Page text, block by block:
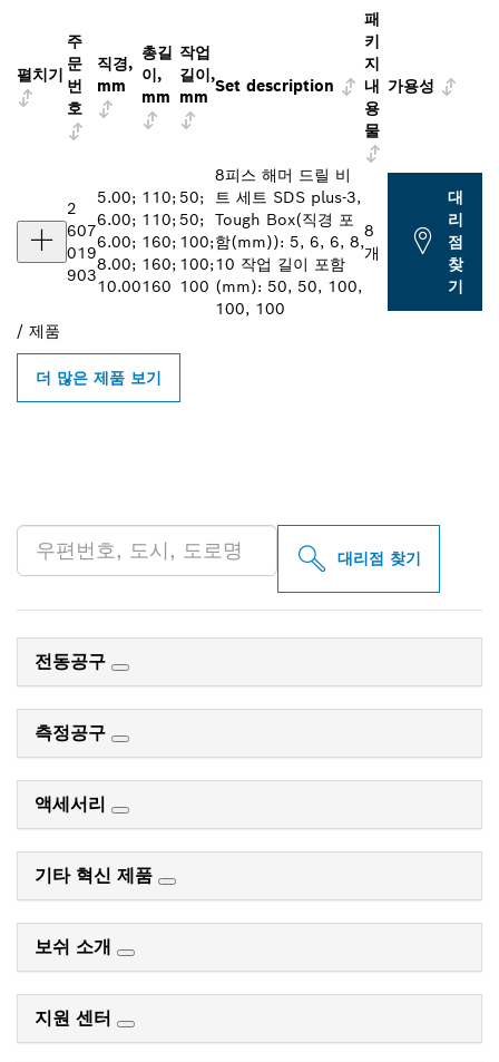
펼치기
주
문
번
호
직경,
mm
총길
이,
mm
작업
길이,
mm
Set description
패
키
지
내
용
물
가용성
2
607
019
903
5.00;
6.00;
6.00;
8.00;
10.00
110;
110;
160;
160;
160
50;
50;
100;
100;
100
8피스 해머 드릴 비
트 세트 SDS plus-3,
Tough Box(직경 포
함(mm)): 5, 6, 6, 8,
10 작업 길이 포함
(mm): 50, 50, 100,
100, 100
8
개
대
리
점
찾
기
/ 제품
더 많은 제품 보기
대리점 찾기
전동공구
측정공구
액세서리
기타 혁신 제품
보쉬 소개
지원 센터